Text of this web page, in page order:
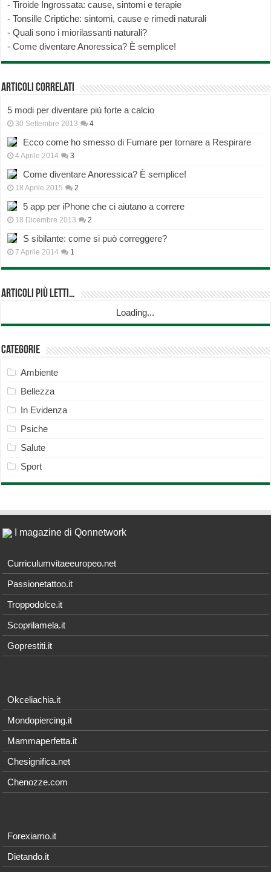
-Tiroide Ingrossata: cause, sintomi e terapie
-Tonsille Criptiche: sintomi, cause e rimedi naturali
-Quali sono i miorilassanti naturali?
-Come diventare Anoressica? È semplice!
Articoli correlati
5 modi per diventare più forte a calcio
30 Settembre 2013 4
Ecco come ho smesso di Fumare per tornare a Respirare
4 Aprile 2014 3
Come diventare Anoressica? È semplice!
18 Aprile 2015 2
5 app per iPhone che ci aiutano a correre
18 Dicembre 2013 2
S sibilante: come si può correggere?
7 Aprile 2014 1
Articoli più Letti…
Loading...
Categorie
Ambiente
Bellezza
In Evidenza
Psiche
Salute
Sport
I magazine di Qonnetwork
Curriculumvitaeeuropeo.net
Passionetattoo.it
Troppodolce.it
Scoprilamela.it
Goprestiti.it
Okceliachia.it
Mondopiercing.it
Mammaperfetta.it
Chesignifica.net
Chenozze.com
Forexiamo.it
Dietando.it